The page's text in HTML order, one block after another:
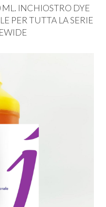
ML. INCHIOSTRO DYE
PER TUTTA LASERIE